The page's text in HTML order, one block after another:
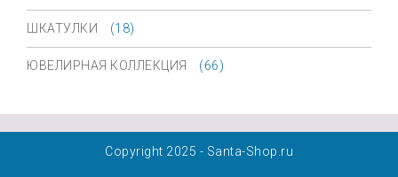
ШКАТУЛКИ (18)
ЮВЕЛИРНАЯ КОЛЛЕКЦИЯ (66)
Copyright 2025 - Santa-Shop.ru